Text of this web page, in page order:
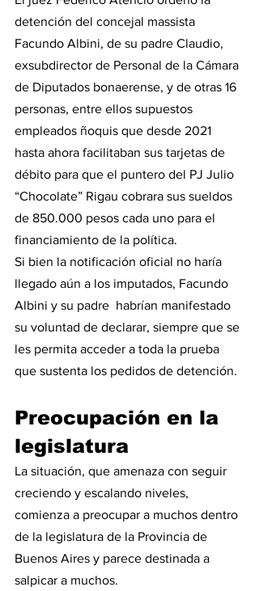
detención del concejal massista
Facundo Albini, de su padre Claudio,
exsubdirector de Personal de la Cámara
de Diputados bonaerense, y de otras 16
personas, entre ellos supuestos
empleados ñoquis que desde 2021
hasta ahora facilitaban sus tarjetas de
débito para que el puntero del PJ Julio
“Chocolate” Rigau cobrara sus sueldos
de 850.000 pesos cada uno para el
financiamiento de la política.
Si bien la notificación oficial no haría
llegado aún a los imputados, Facundo
Albini y su padre  habrían manifestado
su voluntad de declarar, siempre que se
les permita acceder a toda la prueba
que sustenta los pedidos de detención.
Preocupación en la
legislatura
La situación, que amenaza con seguir
creciendo y escalando niveles,
comienza a preocupar a muchos dentro
de la legislatura de la Provincia de
Buenos Aires y parece destinada a
salpicar a muchos.